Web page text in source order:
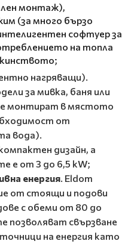
монтаж),
(за много бързо
софтуер за
на топла
нагряващи).
за мивка, баня или
монтират в мястото
от
вода).
дизайн, а
е от 3 до 6,5 kW;
енергия. Eldom
от стоящи и подови
с обеми от 80 до
позволяват свързване
на енергия като